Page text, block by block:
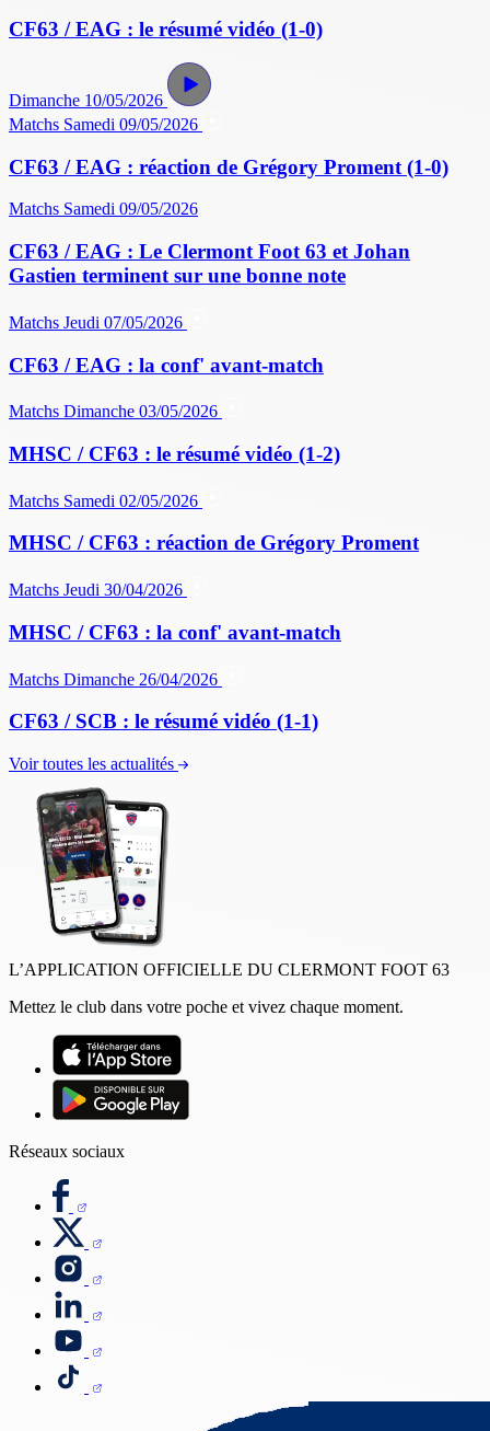
CF63 / EAG : le résumé vidéo (1-0)
Dimanche 10/05/2026
Matchs Samedi 09/05/2026
CF63 / EAG : réaction de Grégory Proment (1-0)
Matchs Samedi 09/05/2026
CF63 / EAG : Le Clermont Foot 63 et Johan
Gastien terminent sur une bonne note
Matchs Jeudi 07/05/2026
CF63 / EAG : la conf' avant-match
Matchs Dimanche 03/05/2026
MHSC / CF63 : le résumé vidéo (1-2)
Matchs Samedi 02/05/2026
MHSC / CF63 : réaction de Grégory Proment
Matchs Jeudi 30/04/2026
MHSC / CF63 : la conf' avant-match
Matchs Dimanche 26/04/2026
CF63 / SCB : le résumé vidéo (1-1)
Voir toutes les actualités
L’APPLICATION OFFICIELLE DU CLERMONT FOOT 63
Mettez le club dans votre poche et vivez chaque moment.
Réseaux sociaux